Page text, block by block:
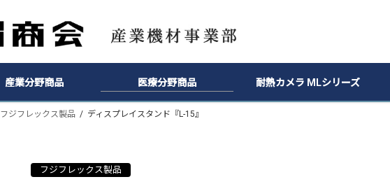
産業分野商品 医療分野商品 耐熱カメラ MLシリーズ
フジフレックス製品 ディスプレイスタンド『L-15』
フジフレックス製品